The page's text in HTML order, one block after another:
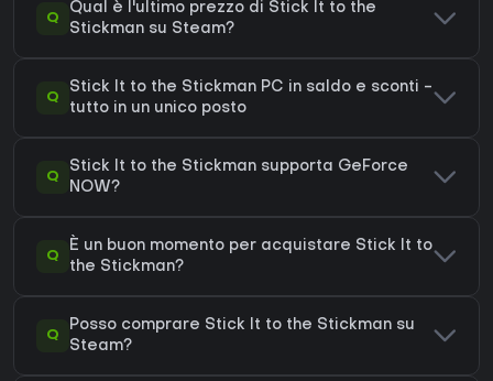
Q
Qual è l'ultimo prezzo di Stick It to the
Stickman su Steam?
Q
Stick It to the Stickman PC in saldo e sconti -
tutto in un unico posto
Q
Stick It to the Stickman supporta GeForce
NOW?
Q
È un buon momento per acquistare Stick It to
the Stickman?
Q
Posso comprare Stick It to the Stickman su
Steam?